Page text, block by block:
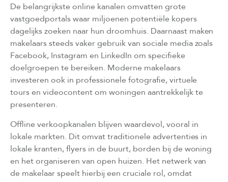
De belangrijkste online kanalen omvatten grote
vastgoedportals waar miljoenen potentiële kopers
dagelijks zoeken naar hun droomhuis. Daarnaast maken
makelaars steeds vaker gebruik van sociale media zoals
Facebook, Instagram en LinkedIn om specifieke
doelgroepen te bereiken. Moderne makelaars
investeren ook in professionele fotografie, virtuele
tours en videocontent om woningen aantrekkelijk te
presenteren.
Offline verkoopkanalen blijven waardevol, vooral in
lokale markten. Dit omvat traditionele advertenties in
lokale kranten, flyers in de buurt, borden bij de woning
en het organiseren van open huizen. Het netwerk van
de makelaar speelt hierbij een cruciale rol, omdat